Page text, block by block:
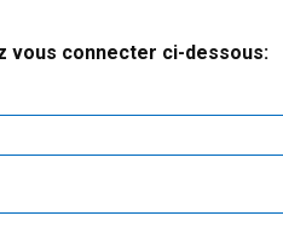
vous connecter ci-dessous: